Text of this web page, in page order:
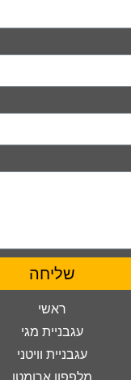
שליחה
ראשי
עגבניית מגי
עגבניית וויטני
מלפפון ארומטו